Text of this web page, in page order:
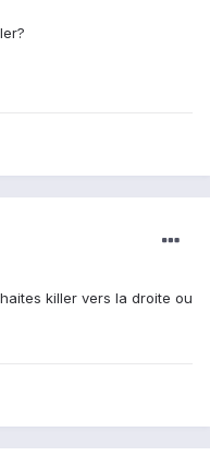
killer vers la droite ou